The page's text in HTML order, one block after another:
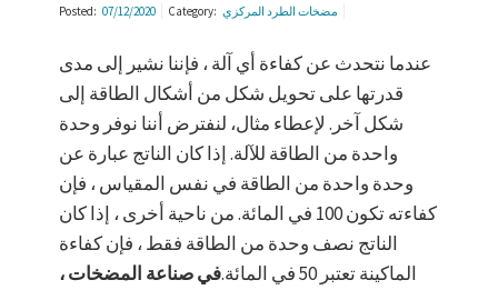
Posted: 07/12/2020 Category: مضخات الطرد المركزي
عندما نتحدث عن كفاءة أي آلة ، فإننا نشير إلى مدى
قدرتها على تحويل شكل من أشكال الطاقة إلى
شكل آخر. لإعطاء مثال، لنفترض أننا نوفر وحدة
واحدة من الطاقة للآلة. إذا كان الناتج عبارة عن
وحدة واحدة من الطاقة في نفس المقياس ، فإن
كفاءته تكون 100 في المائة. من ناحية أخرى ، إذا كان
الناتج نصف وحدة من الطاقة فقط ، فإن كفاءة
الماكينة تعتبر 50 في المائة.
في صناعة المضخات ،